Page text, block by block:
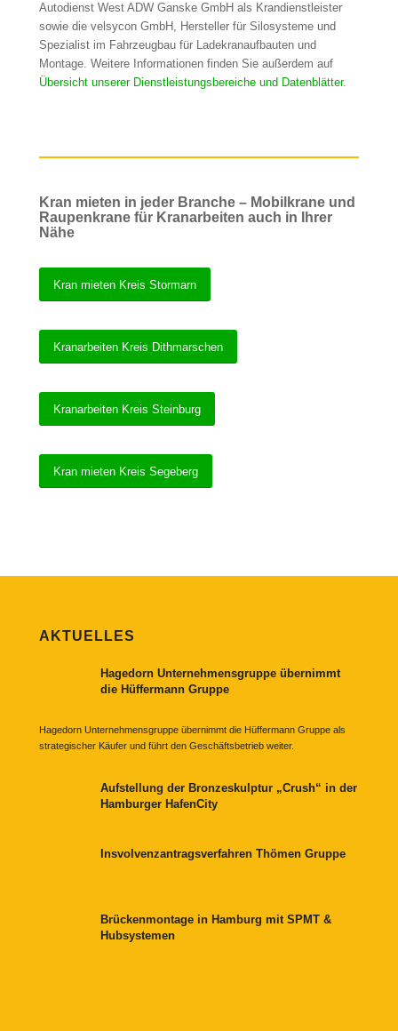
Autodienst West ADW Ganske GmbH als Krandienstleister
sowie die velsycon GmbH, Hersteller für Silosysteme und
Spezialist im Fahrzeugbau für Ladekranaufbauten und
Montage. Weitere Informationen finden Sie außerdem auf
Übersicht unserer Dienstleistungsbereiche und Datenblätter.
Kran mieten in jeder Branche – Mobilkrane und
Raupenkrane für Kranarbeiten auch in Ihrer
Nähe
Kran mieten Kreis Stormarn
Kranarbeiten Kreis Dithmarschen
Kranarbeiten Kreis Steinburg
Kran mieten Kreis Segeberg
AKTUELLES
Hagedorn Unternehmensgruppe übernimmt
die Hüffermann Gruppe
Hagedorn Unternehmensgruppe übernimmt die Hüffermann Gruppe als
strategischer Käufer und führt den Geschäftsbetrieb weiter.
Aufstellung der Bronzeskulptur „Crush“ in der
Hamburger HafenCity
Insvolvenzantragsverfahren Thömen Gruppe
Brückenmontage in Hamburg mit SPMT &
Hubsystemen